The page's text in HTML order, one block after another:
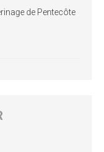
de Pentecôte